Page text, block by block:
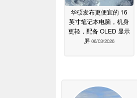
华硕发布更便宜的 16
英寸笔记本电脑，机身
更轻，配备 OLED 显示
屏 06/03/2026